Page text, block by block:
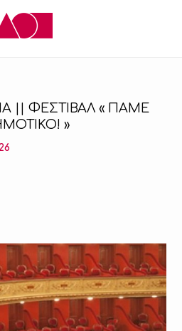
|| ΦΕΣΤΙΒΑΛ « ΠΑΜΕ
»